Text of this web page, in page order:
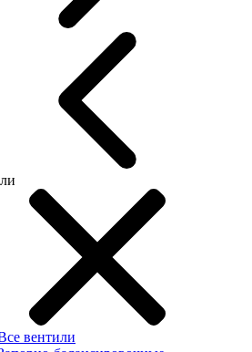
вентили